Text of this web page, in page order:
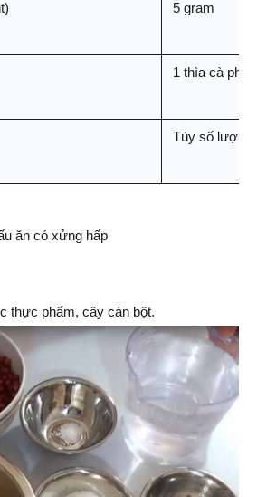
5 gram
1 thìa cà phê
Tùy số lượng
ăn có xửng hấp
thực phẩm, cây cán bột.